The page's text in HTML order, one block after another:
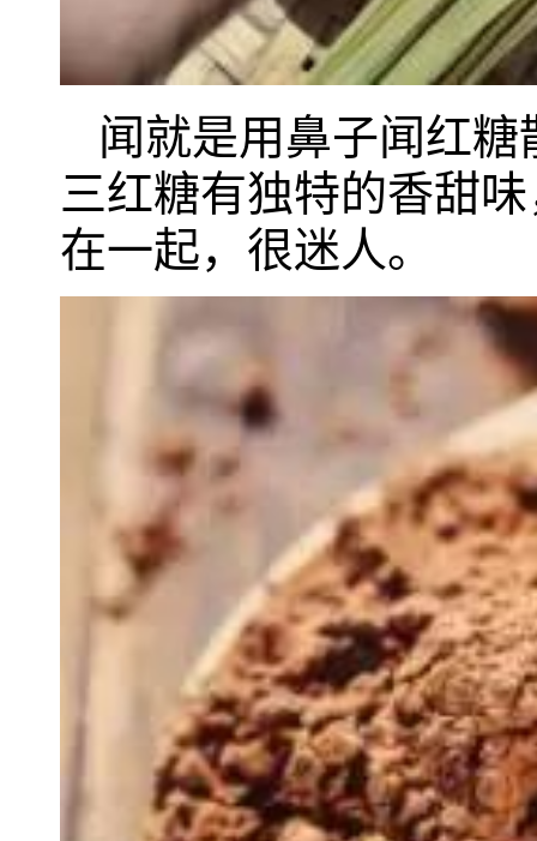
闻就是用鼻子闻红
三红糖有独特的香甜
在一起，很迷人。